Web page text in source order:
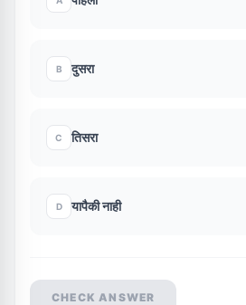
B दुसरा
C तिसरा
D यापैकी नाही
CHECK ANSWER